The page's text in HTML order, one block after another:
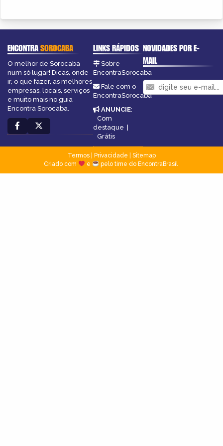
ENCONTRASOROCABA
O melhor de Sorocaba
num só lugar! Dicas, onde
ir, o que fazer, as melhores
empresas, locais, serviços
e muito mais no guia
Encontra Sorocaba.
LINKS RÁPIDOS
Sobre
EncontraSorocaba
Fale com o
EncontraSorocaba
ANUNCIE:
Com
destaque |
Grátis
NOVIDADES POR E-
MAIL
Termos| Privacidade
Sitemap
Criado com
e pelo time do EncontraBrasil